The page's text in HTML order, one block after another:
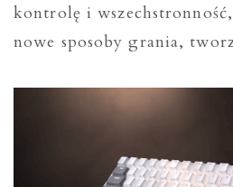
kontrolę i
nowe sposoby grania,